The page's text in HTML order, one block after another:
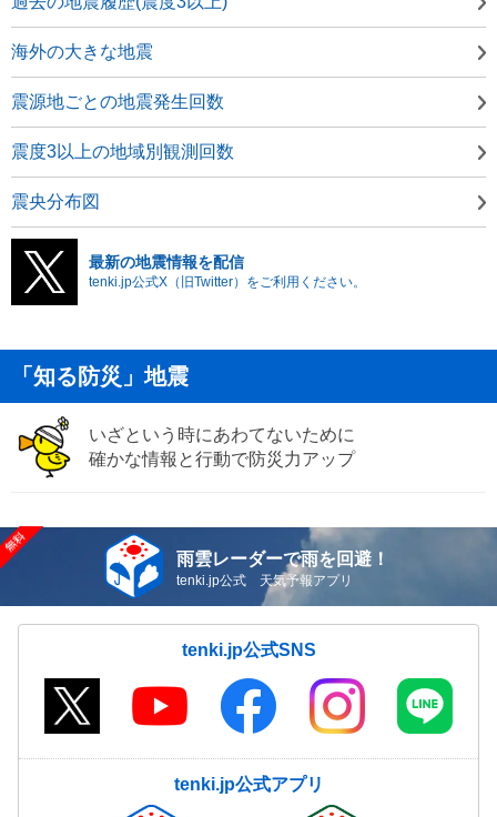
海外の大きな地震
震源地ごとの地震発生回数
震度3以上の地域別観測回数
震央分布図
最新の地震情報を配信
tenki.jp公式X（旧Twitter）をご利用ください。
「知る防災」地震
いざという時にあわてないために
確かな情報と行動で防災力アップ
雨雲レーダーで雨を回避！
tenki.jp公式 天気予報アプリ
tenki.jp公式SNS
tenki.jp公式アプリ